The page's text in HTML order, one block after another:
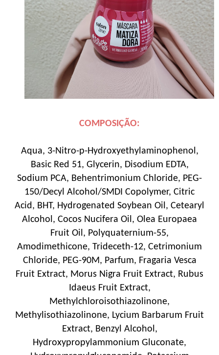
COMPOSIÇÃO:
Aqua, 3-Nitro-p-Hydroxyethylaminophenol,
Basic Red 51, Glycerin, Disodium EDTA,
Sodium PCA, Behentrimonium Chloride, PEG-
150/Decyl Alcohol/SMDI Copolymer, Citric
Acid, BHT, Hydrogenated Soybean Oil, Cetearyl
Alcohol, Cocos Nucifera Oil, Olea Europaea
Fruit Oil, Polyquaternium-55,
Amodimethicone, Trideceth-12, Cetrimonium
Chloride, PEG-90M, Parfum, Fragaria Vesca
Fruit Extract, Morus Nigra Fruit Extract, Rubus
Idaeus Fruit Extract,
Methylchloroisothiazolinone,
Methylisothiazolinone, Lycium Barbarum Fruit
Extract, Benzyl Alcohol,
Hydroxypropylammonium Gluconate,